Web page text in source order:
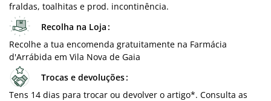
fraldas, toalhitas e prod. incontinência.
Recolha na Loja
Recolhe a tua encomenda gratuitamente na Farmácia
d'Arrábida em Vila Nova de Gaia
Trocas e devoluções
Tens 14 dias para trocar ou devolver o artigo*. Consulta as